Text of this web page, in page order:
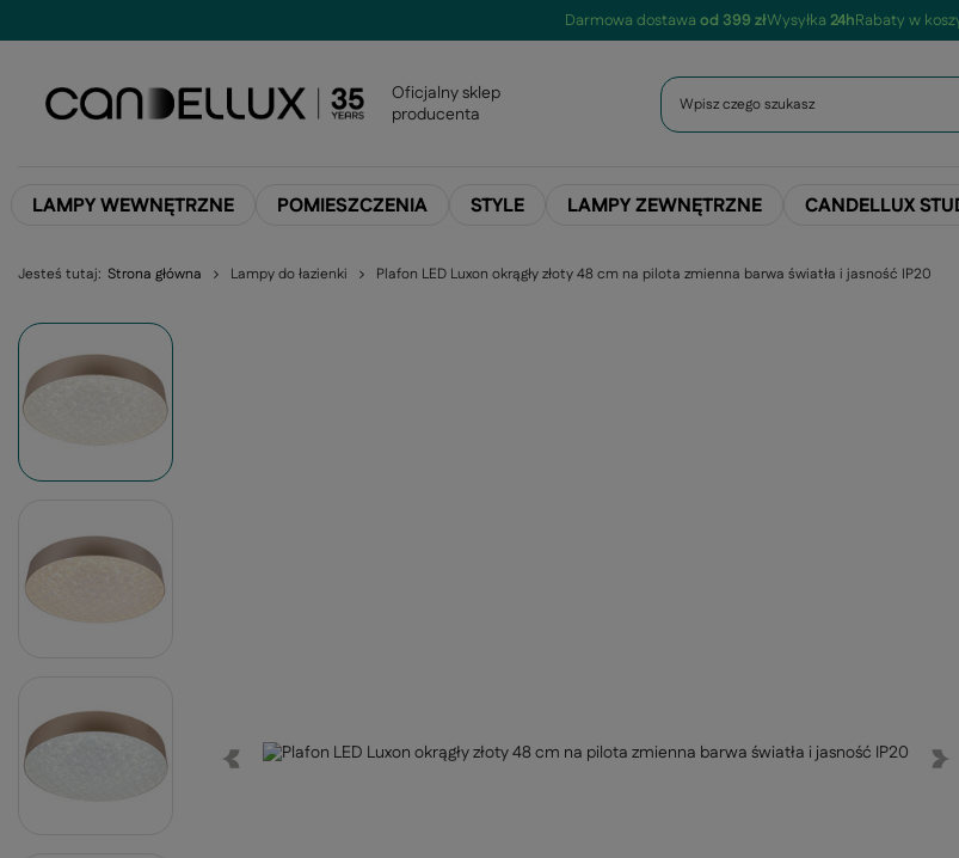
Darmowa dostawa od 399 złWysyłka 24hRabaty w
Oficjalny sklep
producenta
LAMPY WEWNĘTRZNE POMIESZCZENIA STYLE LAMPY ZEWNĘTRZNE CANDELLUX
Jesteś tutaj: Strona główna Lampy do łazienki Plafon LED Luxon okrągły złoty 48 cm na pilota zmienna barwa światła i jasność IP20